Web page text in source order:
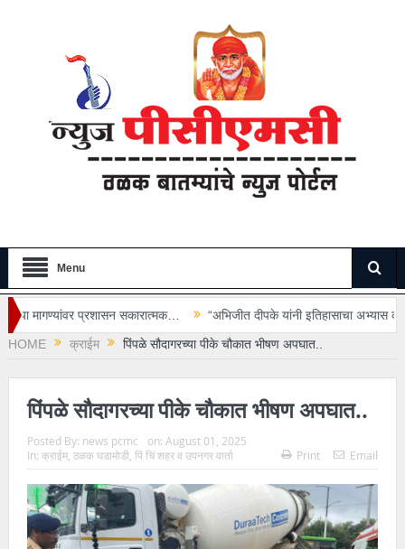
Menu
सकारात्मक…
“अभिजीत दीपके यांनी इतिहासाचा अभ्यास करूनच वक्तव्य करावे”
HOME
क्राईम पिंपळे सौदागरच्या पीके चौकात भीषण अपघात..
पिंपळे सौदागरच्या पीके चौकात भीषण अपघात..
Posted By: news pcmc on: August 01, 2025
In: क्राईम, ठळक घडामोडी, पिं चिं शहर व उपनगर वार्ता Print Email